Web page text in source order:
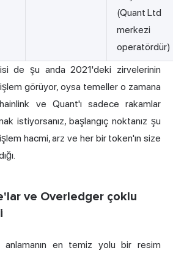
(Quant Ltd
merkezi
operatördür)
de şu anda 2021'deki zirvelerinin
görüyor, oysa temeller o zamana
ve Quant'ı sadece rakamlar
istiyorsanız, başlangıç noktanız şu
hacmi, arz ve her bir token'ın size
ve Overledger çoklu
anlamanın en temiz yolu bir resim